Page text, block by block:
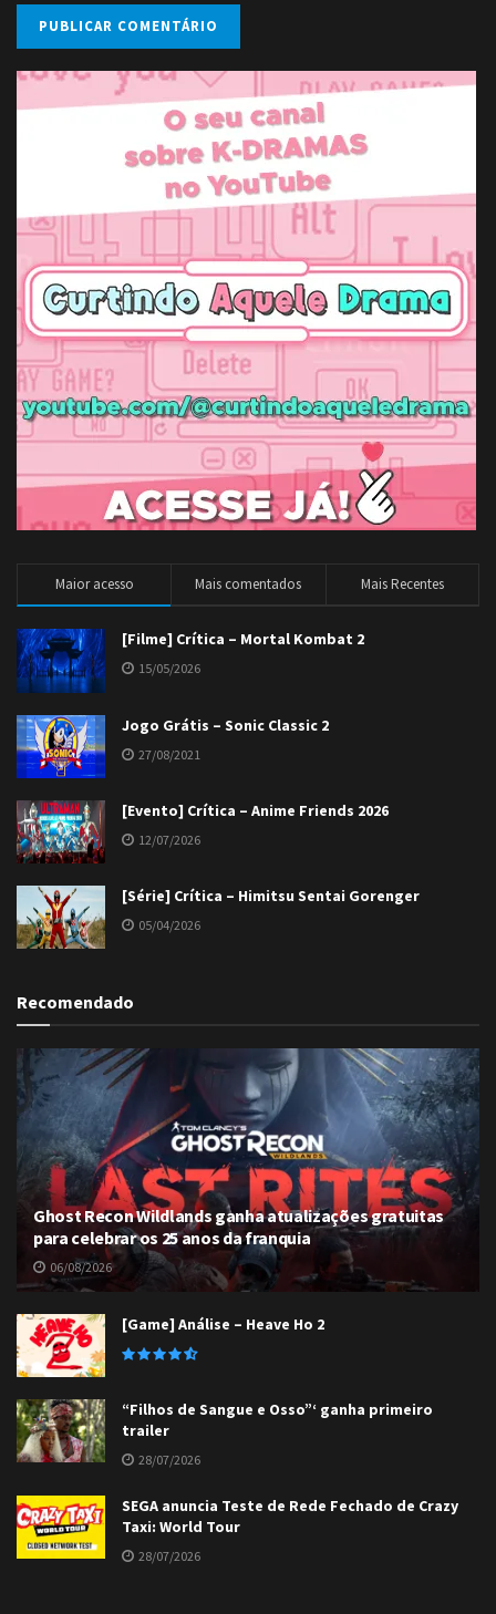
Maior acesso Mais comentados Mais Recentes
[Filme] Crítica – Mortal Kombat 2
15/05/2026
Jogo Grátis – Sonic Classic 2
27/08/2021
[Evento] Crítica – Anime Friends 2026
12/07/2026
[Série] Crítica – Himitsu Sentai Gorenger
05/04/2026
Recomendado
Ghost Recon Wildlands ganha atualizações gratuitas
para celebrar os 25 anos da franquia
06/08/2026
[Game] Análise – Heave Ho 2
“Filhos de Sangue e Osso”‘ ganha primeiro
trailer
28/07/2026
SEGA anuncia Teste de Rede Fechado de Crazy
Taxi: World Tour
28/07/2026